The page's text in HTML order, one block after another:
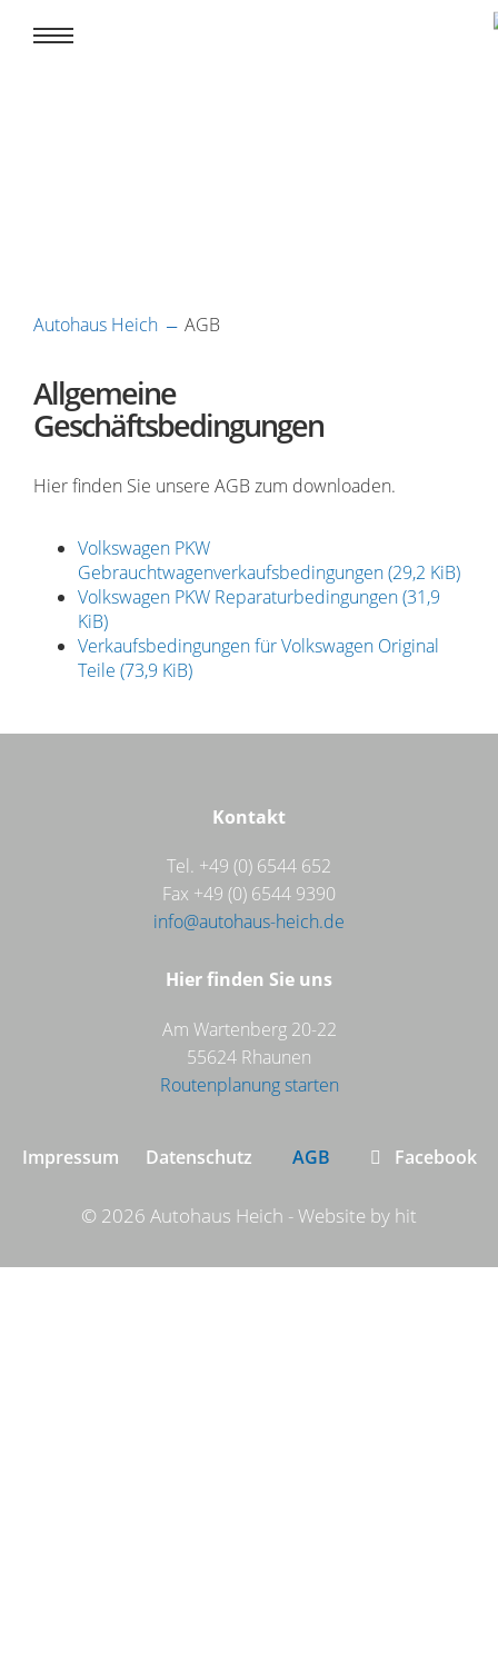
Autohaus Heich AGB
Allgemeine
Geschäftsbedingungen
Hier finden Sie unsere AGB zum downloaden.
Volkswagen PKW
Gebrauchtwagenverkaufsbedingungen(29,2 KiB)
Volkswagen PKW Reparaturbedingungen(31,9
KiB)
Verkaufsbedingungen für Volkswagen Original
Teile (73,9 KiB)
Kontakt
Tel. +49 (0) 6544 652
Fax +49 (0) 6544 9390
info@autohaus-heich.de
Hier finden Sie uns
Am Wartenberg 20-22
55624 Rhaunen
Routenplanung starten
Navigation
Impressum Datenschutz AGB Facebook
© 2026 Autohaus Heich -Website by hit